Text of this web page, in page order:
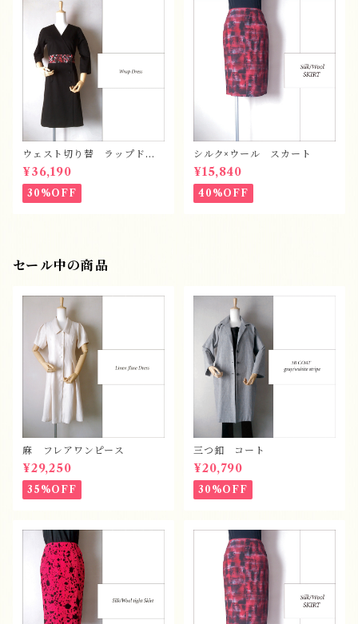
ウェスト切り替 ラップドレ
ス
¥36,190
30%OFF
シルク×ウール スカート
¥15,840
40%OFF
セール中の商品
麻 フレアワンピース
¥29,250
35%OFF
三つ釦 コート
¥20,790
30%OFF